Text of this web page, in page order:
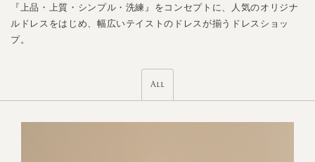
『上品・上質・シンプル・洗練』をコンセプトに、人気のオリジナ
ルドレスをはじめ、幅広いテイストのドレスが揃うドレスショッ
プ。
All